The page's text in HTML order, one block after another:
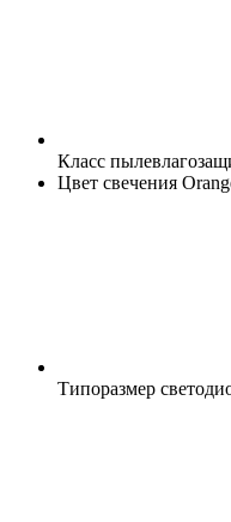
Класс
Цвет свечения
Типоразмер